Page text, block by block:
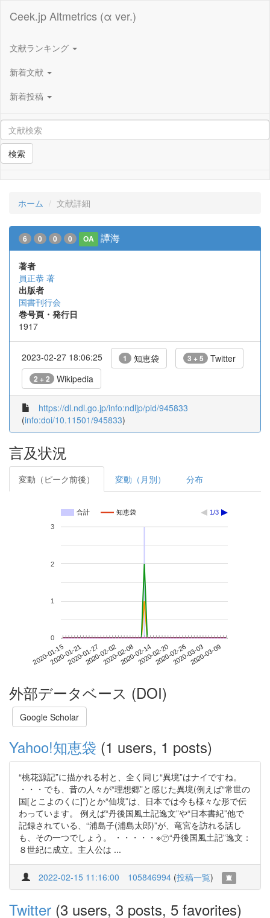
Ceek.jp Altmetrics (α ver.)
文献ランキング
新着文献
新着投稿
検索
ホーム 文献詳細
6 0 0 0 OA 譚海
著者
員正恭 著
出版者
国書刊行会
巻号頁・発行日
1917
2023-02-27 18:06:25 1 知恵袋 3 + 5 Twitter
2 + 2 Wikipedia
https://dl.ndl.go.jp/info:ndljp/pid/945833
(info:doi/10.11501/945833)
言及状況
変動（ピーク前後） 変動（月別） 分布
合計 知恵袋 1/3
2020-01-152020-01-212020-01-272020-02-022020-02-082020-02-142020-02-202020-02-262020-03-032020-03-09
0
1
2
3
外部データベース (DOI)
Google Scholar
Yahoo!知恵袋 (1 users, 1 posts)
“桃花源記”に描かれる村と、全く同じ“異境”はナイですね。
・・・でも、昔の人々が“理想郷”と感じた異境(例えば“常世の
国[とこよのくに]”)とか“仙境”は、日本では今も様々な形で伝
わっています。 例えば“丹後国風土記逸文”や“日本書紀”他で
記録されている、“浦島子(浦島太郎)”が、竜宮を訪れる話し
も、その一つでしょう。 ・・・・・※㋐“丹後国風土記”逸文：
８世紀に成立。主人公は ...
2022-02-15 11:16:00 105846994 (投稿一覧)
Twitter (3 users, 3 posts, 5 favorites)